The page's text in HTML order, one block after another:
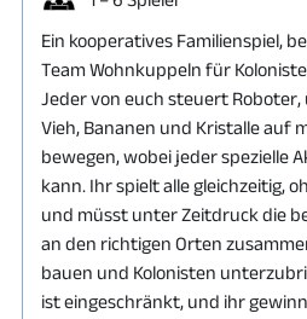
Ein kooperatives Familienspiel,
Team Wohnkuppeln für
Jeder von euch steuert Roboter,
Vieh, Bananen und Kristalle auf
bewegen, wobei jeder spezielle
kann. Ihr spielt alle gleichzeitig,
und müsst unter Zeitdruck die
an den richtigen Orten
bauen und Kolonisten
ist eingeschränkt, und ihr